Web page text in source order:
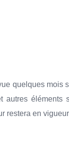
quelques mois
éléments
en